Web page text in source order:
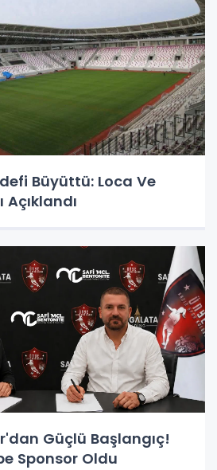
Büyüttü: Loca Ve
Güçlü Başlangıç!
Sponsor Oldu